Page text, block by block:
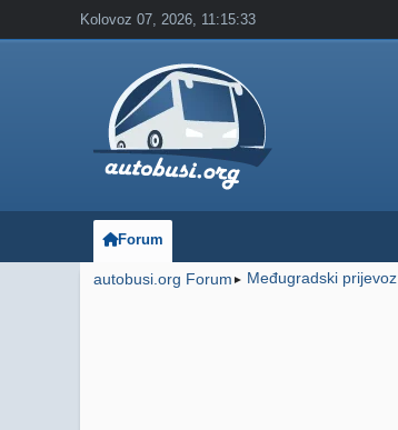
Kolovoz 07, 2026, 11:15:33
Forum
autobusi.org Forum ► Međugradski prijevoz